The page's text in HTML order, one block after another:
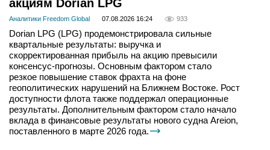
акциям Dorian LPG
Аналитики Freedom Global 07.08.2026 16:24 933
Dorian LPG (LPG) продемонстрировала сильные
квартальные результаты: выручка и
скорректированная прибыль на акцию превысили
консенсус-прогнозы. Основным фактором стало
резкое повышение ставок фрахта на фоне
геополитических нарушений на Ближнем Востоке. Рост
доступности флота также поддержал операционные
результаты. Дополнительным фактором стало начало
вклада в финансовые результаты нового судна Areion,
поставленного в марте 2026 года.